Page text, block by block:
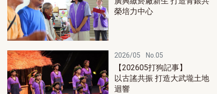
榮培力中心
2026/05 No.05
【202605打狗記事】
以古謠共振 打造大武壠土地
迴響